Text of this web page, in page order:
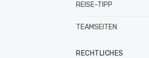
REISE-TIPP
TEAMSEITEN
RECHTLICHES